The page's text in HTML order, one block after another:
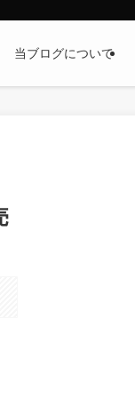
当ブログについて